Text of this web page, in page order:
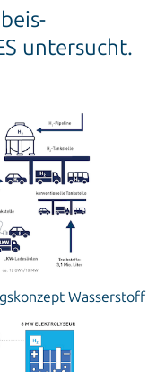
untersucht.
Wasserstoff